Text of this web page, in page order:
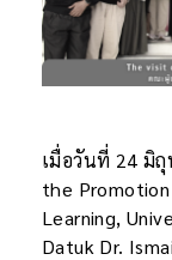
เมื่อวันที่ 24 มิ
the
Learning,
Datuk Dr.